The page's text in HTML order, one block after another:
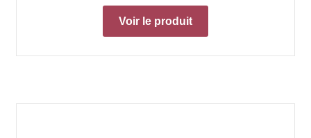
Voir le produit